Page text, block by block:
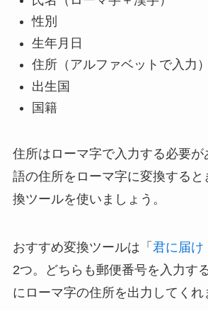
性別
生年月日
住所（アルファベットで入力）
出生国
国籍
住所はローマ字で入力する必要が
語の住所をローマ字に変換する
換ツールを使いましょう。
おすすめ変換ツールは「 君に届け
2つ。どちらも郵便番号を入力す
にローマ字の住所を出力してくれ